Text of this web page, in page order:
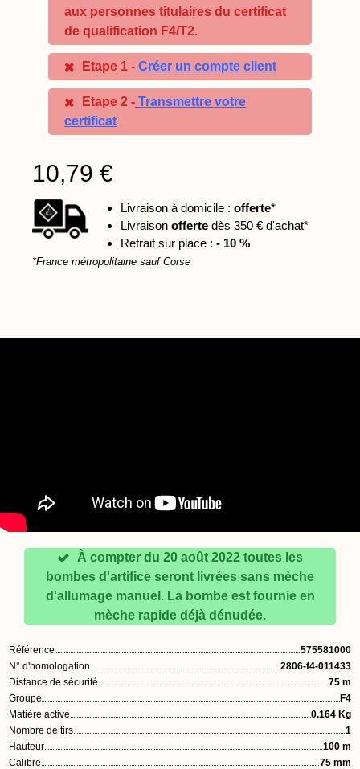
aux personnes titulaires du certificat
de qualification F4/T2.
Etape 1 - Créer un compte client
Etape 2 - Transmettre votre
certificat
10,79 €
Livraison à domicile : offerte*
Livraison offerte dès 350 € d'achat*
Retrait sur place : - 10 %
*France métropolitaine sauf Corse
À compter du 20 août 2022 toutes les
bombes d'artifice seront livrées sans mèche
d'allumage manuel. La bombe est fournie en
mèche rapide déjà dénudée.
Référence
575581000
N° d'homologation
2806-f4-011433
Distance de sécurité
75 m
Groupe
F4
Matière active
0.164 Kg
Nombre de tirs
1
Hauteur
100 m
Calibre
75 mm